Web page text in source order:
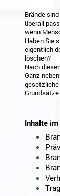
Brände
überall
wenn
Haben Sie
eigentlich
löschen?
Nach
Ganz
gesetzliche
Inhalte